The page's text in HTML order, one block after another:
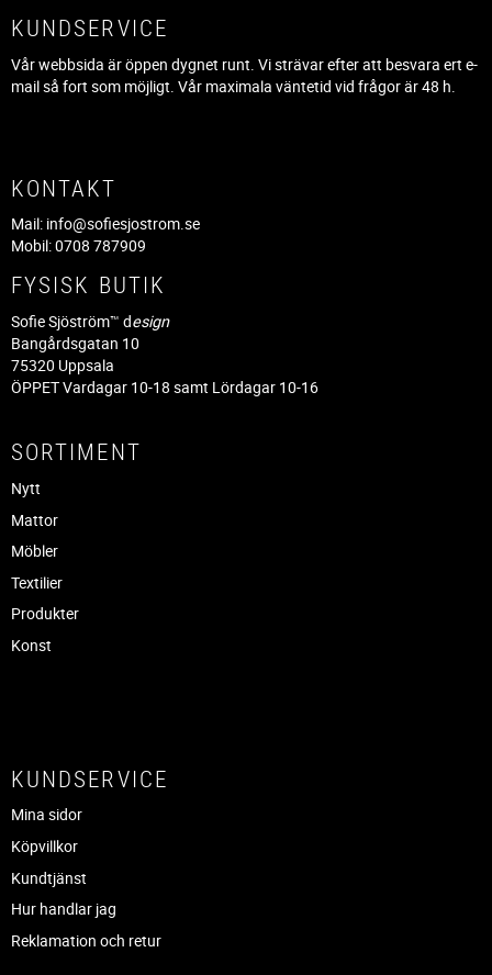
KUNDSERVICE
Vår webbsida är öppen dygnet runt. Vi strävar efter att besvara ert e-
mail så fort som möjligt. Vår maximala väntetid vid frågor är 48 h.
KONTAKT
Mail: info@sofiesjostrom.se
Mobil: 0708 787909
FYSISK BUTIK
Sofie Sjöström™ design
Bangårdsgatan 10
75320 Uppsala
ÖPPET Vardagar 10-18 samt Lördagar 10-16
SORTIMENT
Nytt
Mattor
Möbler
Textilier
Produkter
Konst
KUNDSERVICE
Mina sidor
Köpvillkor
Kundtjänst
Hur handlar jag
Reklamation och retur